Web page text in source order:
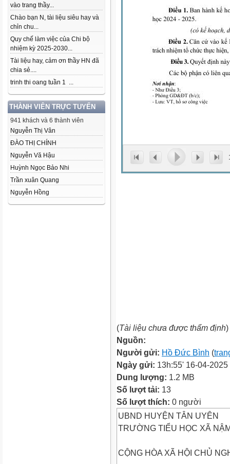
vào trang thầy...
Chào bạn N, tài liệu siêu hay và
chỉn chu...
Quy chế làm việc của Chi bộ
nhiệm kỳ 2025-2030...
Tài liệu hay, cảm ơn thầy HN đã
chia sẻ....
trinh thi oang tuần 1 ...
THÀNH VIÊN TRỰC TUYẾN
941 khách và 6 thành viên
Nguyễn Thị Vân
ĐÀO THỊ CHÍNH
Nguyễn Vă Hậu
Huỳnh Ngọc Bảo Nhi
Trần xuân Quang
Nguyễn Hồng
(Tài liệu chưa được thẩm định)
Nguồn:
Người gửi: Hồ Đức Bình (
Ngày gửi: 13h:55' 16-04-2025
Dung lượng: 1.2 MB
Số lượt tải: 13
Số lượt thích: 0 người
UBND HUYỆN TÂN UYÊN
TRƯỜNG TIỂU HỌC XÃ
CỘNG HÒA XÃ HỘI CHỦ